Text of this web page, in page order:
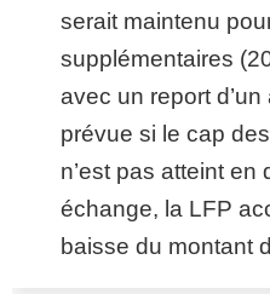
serait maintenu
supplémentaires
avec un report
prévue si le cap
n’est pas atteint
échange, la LFP
baisse du montant